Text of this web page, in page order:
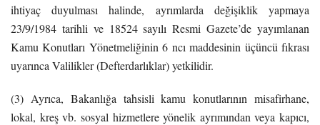
ihtiyaç duyulması halinde, ayrımlarda değişiklik yapmaya
23/9/1984 tarihli ve 18524 sayılı Resmi Gazete’de yayımlanan
Kamu Konutları Yönetmeliğinin 6 ncı maddesinin üçüncü fıkrası
uyarınca Valilikler (Defterdarlıklar) yetkilidir.
(3) Ayrıca, Bakanlığa tahsisli kamu konutlarının misafirhane,
lokal, kreş vb. sosyal hizmetlere yönelik ayrımından veya kapıcı,